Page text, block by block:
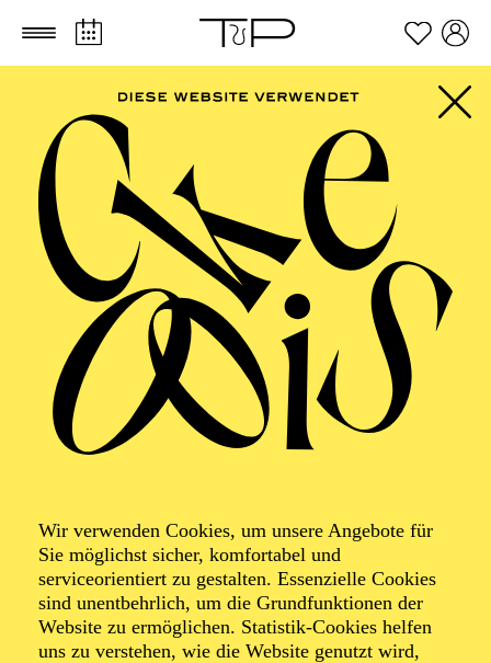
Zum Hauptinhalt springen Zum Footer springen
Wir verwenden Cookies, um unsere Angebote für
Sie möglichst sicher, komfortabel und
serviceorientiert zu gestalten. Essenzielle Cookies
sind unentbehrlich, um die Grundfunktionen der
Website zu ermöglichen. Statistik-Cookies helfen
uns zu verstehen, wie die Website genutzt wird,
PHILHARMONIE
Frühlings­konzert
für Senior*innen